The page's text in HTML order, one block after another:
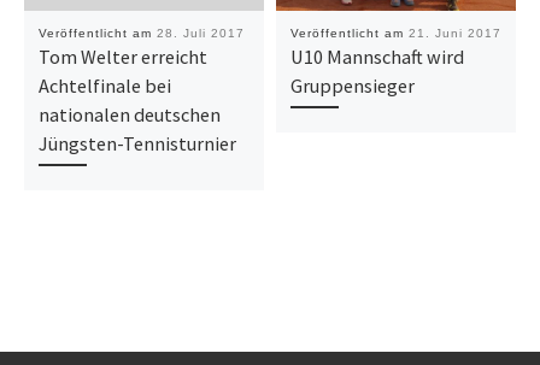
Veröffentlicht am 28. Juli 2017
Tom Welter erreicht
Achtelfinale bei
nationalen deutschen
Jüngsten-Tennisturnier
Veröffentlicht am 21. Juni 2017
U10 Mannschaft wird
Gruppensieger